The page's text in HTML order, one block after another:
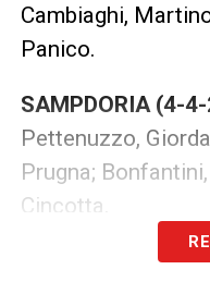
Cambiaghi,
Panico.
SAMPDORIA (4-
Pettenuzzo,
Prugna;
Cincotta.